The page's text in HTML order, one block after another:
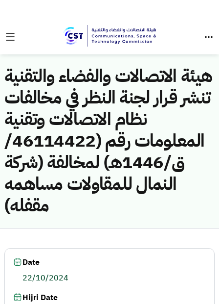
هيئة الاتصالات والفضاء والتقنية
تنشر قرار لجنة النظر في مخالفات
نظام الاتصالات وتقنية
المعلومات رقم (46114422/
ق/1446هـ) لمخالفة (شركة
النمال للمقاولات مساهمه
مقفله)
Date
22/10/2024
Hijri Date